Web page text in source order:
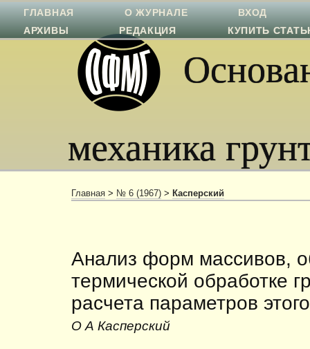
механика
ГЛАВНАЯ О ЖУРНАЛЕ
ВХОД
АРХИВЫ
РЕДАКЦИЯ КУПИТЬ
Главная > № 6 (1967) > Касперский
Анализ форм массивов,
термической обработке
расчета параметров
О А Касперский